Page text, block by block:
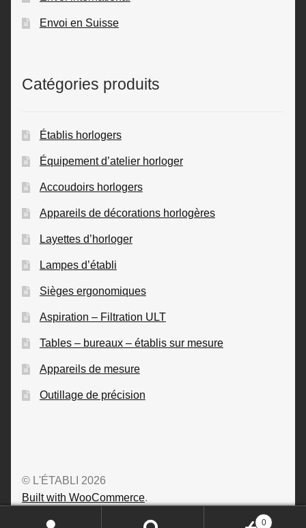
Envoi en Suisse
Catégories produits
Établis horlogers
Équipement d’atelier horloger
Accoudoirs horlogers
Appareils de décorations horlogères
Layettes d’horloger
Lampes d’établi
Sièges ergonomiques
Aspiration – Filtration ULT
Tables – bureaux – établis sur mesure
Appareils de mesure
Outillage de précision
© L'ÉTABLI 2026
Built with WooCommerce.
0